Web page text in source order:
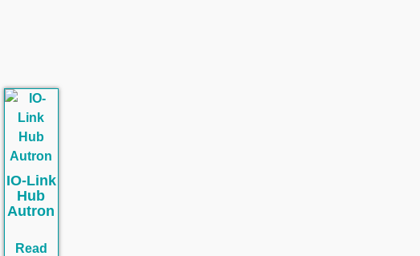
IO-Link
Hub
Autron
Read